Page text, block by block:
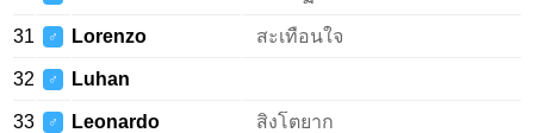
31 ♂ Lorenzo สะเทือนใจ
32 ♂ Luhan
33 ♂ Leonardo สิงโตยาก